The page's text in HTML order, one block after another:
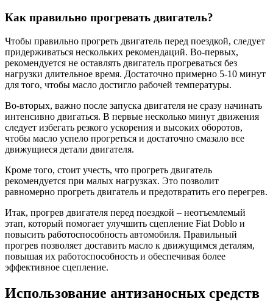
Как правильно прогревать двигатель?
Чтобы правильно прогреть двигатель перед поездкой, следует
придерживаться нескольких рекомендаций. Во-первых,
рекомендуется не оставлять двигатель прогреваться без
нагрузки длительное время. Достаточно примерно 5-10 минут
для того, чтобы масло достигло рабочей температуры.
Во-вторых, важно после запуска двигателя не сразу начинать
интенсивно двигаться. В первые несколько минут движения
следует избегать резкого ускорения и высоких оборотов,
чтобы масло успело прогреться и достаточно смазало все
движущиеся детали двигателя.
Кроме того, стоит учесть, что прогреть двигатель
рекомендуется при малых нагрузках. Это позволит
равномерно прогреть двигатель и предотвратить его перегрев.
Итак, прогрев двигателя перед поездкой – неотъемлемый
этап, который помогает улучшить сцепление Fiat Doblo и
повысить работоспособность автомобиля. Правильный
прогрев позволяет доставить масло к движущимся деталям,
повышая их работоспособность и обеспечивая более
эффективное сцепление.
Использование антизаносных средств